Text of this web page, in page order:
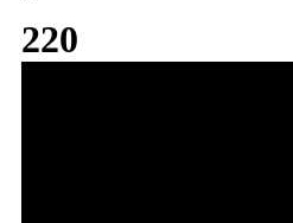
220